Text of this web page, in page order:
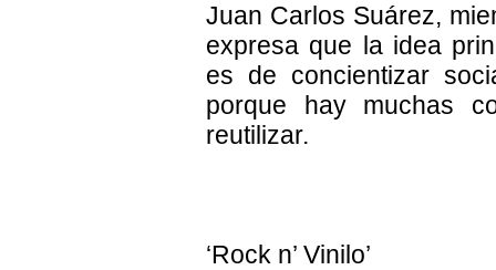
Juan Carlos Suárez,
expresa que la idea
es de concientizar
porque hay muchas
reutilizar.
‘Rock n’ Vinilo’